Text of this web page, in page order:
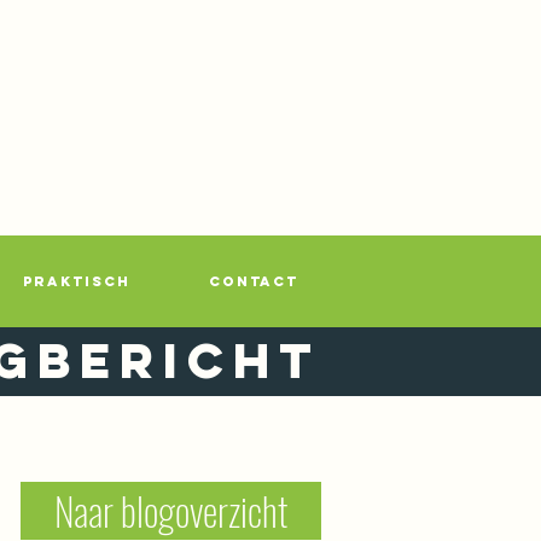
PRAKTISCH CONTACT
Naar blogoverzicht